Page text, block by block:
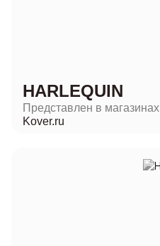
HARLEQUIN
Представлен в магазинах
Kover.ru